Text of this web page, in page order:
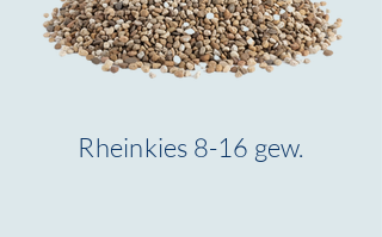
Rheinkies 8-16 gew.